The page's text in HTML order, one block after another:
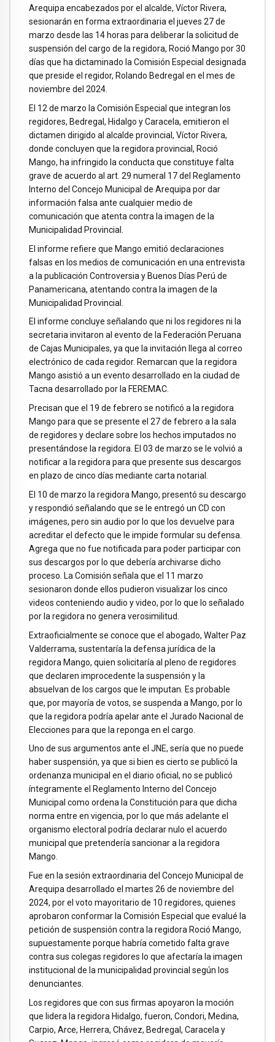
Arequipa encabezados por el alcalde, Víctor Rivera,
sesionarán en forma extraordinaria el jueves 27 de
marzo desde las 14 horas para deliberar la solicitud de
suspensión del cargo de la regidora, Roció Mango por 30
días que ha dictaminado la Comisión Especial designada
que preside el regidor, Rolando Bedregal en el mes de
noviembre del 2024.
El 12 de marzo la Comisión Especial que integran los
regidores, Bedregal, Hidalgo y Caracela, emitieron el
dictamen dirigido al alcalde provincial, Víctor Rivera,
donde concluyen que la regidora provincial, Roció
Mango, ha infringido la conducta que constituye falta
grave de acuerdo al art. 29 numeral 17 del Reglamento
Interno del Concejo Municipal de Arequipa por dar
información falsa ante cualquier medio de
comunicación que atenta contra la imagen de la
Municipalidad Provincial.
El informe refiere que Mango emitió declaraciones
falsas en los medios de comunicación en una entrevista
a la publicación Controversia y Buenos Días Perú de
Panamericana, atentando contra la imagen de la
Municipalidad Provincial.
El informe concluye señalando que ni los regidores ni la
secretaria invitaron al evento de la Federación Peruana
de Cajas Municipales, ya que la invitación llega al correo
electrónico de cada regidor. Remarcan que la regidora
Mango asistió a un evento desarrollado en la ciudad de
Tacna desarrollado por la FEREMAC.
Precisan que el 19 de febrero se notificó a la regidora
Mango para que se presente el 27 de febrero a la sala
de regidores y declare sobre los hechos imputados no
presentándose la regidora. El 03 de marzo se le volvió a
notificar a la regidora para que presente sus descargos
en plazo de cinco días mediante carta notarial.
El 10 de marzo la regidora Mango, presentó su descargo
y respondió señalando que se le entregó un CD con
imágenes, pero sin audio por lo que los devuelve para
acreditar el defecto que le impide formular su defensa.
Agrega que no fue notificada para poder participar con
sus descargos por lo que debería archivarse dicho
proceso. La Comisión señala que el 11 marzo
sesionaron donde ellos pudieron visualizar los cinco
videos conteniendo audio y video, por lo que lo señalado
por la regidora no genera verosimilitud.
Extraoficialmente se conoce que el abogado, Walter Paz
Valderrama, sustentaría la defensa jurídica de la
regidora Mango, quien solicitaría al pleno de regidores
que declaren improcedente la suspensión y la
absuelvan de los cargos que le imputan. Es probable
que, por mayoría de votos, se suspenda a Mango, por lo
que la regidora podría apelar ante el Jurado Nacional de
Elecciones para que la reponga en el cargo.
Uno de sus argumentos ante el JNE, sería que no puede
haber suspensión, ya que si bien es cierto se publicó la
ordenanza municipal en el diario oficial, no se publicó
íntegramente el Reglamento Interno del Concejo
Municipal como ordena la Constitución para que dicha
norma entre en vigencia, por lo que más adelante el
organismo electoral podría declarar nulo el acuerdo
municipal que pretendería sancionar a la regidora
Mango.
Fue en la sesión extraordinaria del Concejo Municipal de
Arequipa desarrollado el martes 26 de noviembre del
2024, por el voto mayoritario de 10 regidores, quienes
aprobaron conformar la Comisión Especial que evalué la
petición de suspensión contra la regidora Roció Mango,
supuestamente porque habría cometido falta grave
contra sus colegas regidores lo que afectaría la imagen
institucional de la municipalidad provincial según los
denunciantes.
Los regidores que con sus firmas apoyaron la moción
que lidera la regidora Hidalgo, fueron, Condori, Medina,
Carpio, Arce, Herrera, Chávez, Bedregal, Caracela y